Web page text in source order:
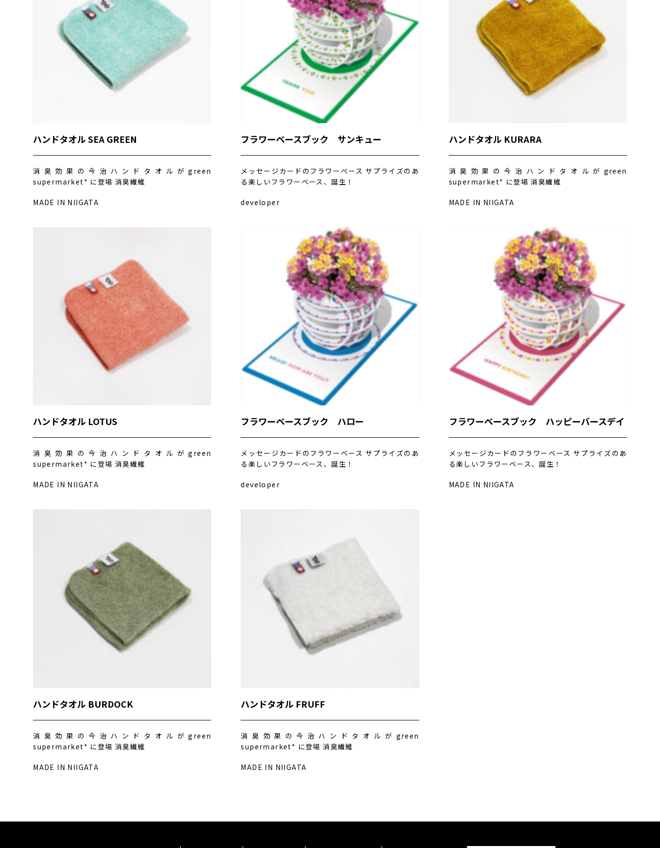
ハンドタオル SEA GREEN
消臭効果の今治ハンドタオルがgreen
supermarket* に登場 消臭繊維
MADE IN NIIGATA
フラワーベースブック サンキュー
メッセージカードのフラワーベース サプライズのあ
る楽しいフラワーベース、誕生！
developer
ハンドタオル KURARA
消臭効果の今治ハンドタオルがgreen
supermarket* に登場 消臭繊維
MADE IN NIIGATA
ハンドタオル LOTUS
消臭効果の今治ハンドタオルがgreen
supermarket* に登場 消臭繊維
MADE IN NIIGATA
フラワーベースブック ハロー
メッセージカードのフラワーベース サプライズのあ
る楽しいフラワーベース、誕生！
developer
フラワーベースブック ハッピーバースデイ
メッセージカードのフラワーベース サプライズのあ
る楽しいフラワーベース、誕生！
MADE IN NIIGATA
ハンドタオル BURDOCK
消臭効果の今治ハンドタオルがgreen
supermarket* に登場 消臭繊維
MADE IN NIIGATA
ハンドタオル FRUFF
消臭効果の今治ハンドタオルがgreen
supermarket* に登場 消臭繊維
MADE IN NIIGATA